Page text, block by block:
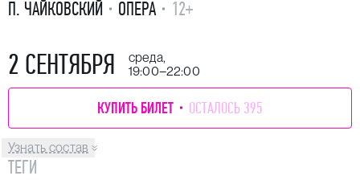
П. ЧАЙКОВСКИЙ ОПЕРА 12+
2 СЕНТЯБРЯ
Узнать состав
среда,
19:00–22:00
КУПИТЬ БИЛЕТ ОСТАЛОСЬ 395
ТЕГИ